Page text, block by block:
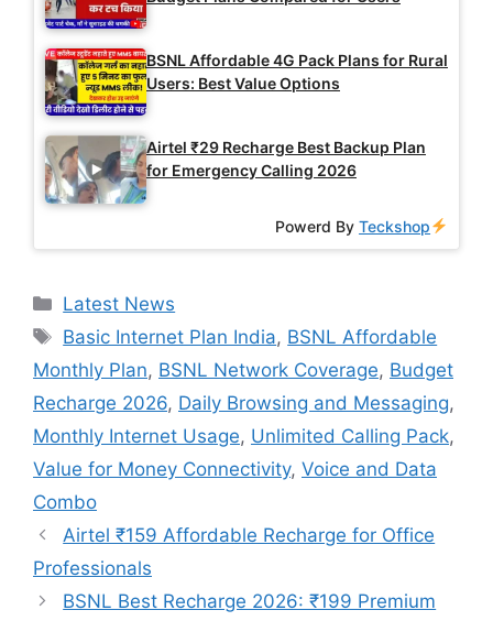
BSNL Affordable 4G Pack Plans for Rural
Users: Best Value Options
Airtel ₹29 Recharge Best Backup Plan
for Emergency Calling 2026
Powerd ByTeckshop
Categories
Latest News
Tags
Basic Internet Plan India, BSNL Affordable
Monthly Plan, BSNL Network Coverage, Budget
Recharge 2026, Daily Browsing and Messaging,
Monthly Internet Usage, Unlimited Calling Pack,
Value for Money Connectivity, Voice and Data
Combo
Airtel ₹159 Affordable Recharge for Office
Professionals
BSNL Best Recharge 2026: ₹199 Premium